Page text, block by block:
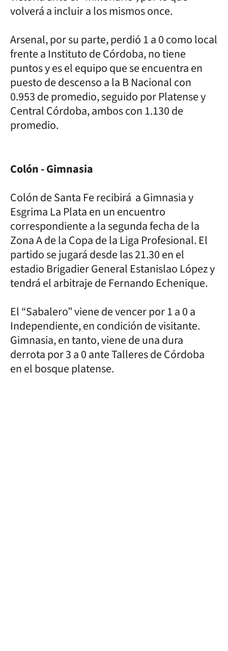
volverá a incluir a los mismos once.
Arsenal, por su parte, perdió 1 a 0 como local
frente a Instituto de Córdoba, no tiene
puntos y es el equipo que se encuentra en
puesto de descenso a la B Nacional con
0.953 de promedio, seguido por Platense y
Central Córdoba, ambos con 1.130 de
promedio.
Colón - Gimnasia
Colón de Santa Fe recibirá a Gimnasia y
Esgrima La Plata en un encuentro
correspondiente a la segunda fecha de la
Zona A de la Copa de la Liga Profesional. El
partido se jugará desde las 21.30 en el
estadio Brigadier General Estanislao López y
tendrá el arbitraje de Fernando Echenique.
El “Sabalero” viene de vencer por 1 a 0 a
Independiente, en condición de visitante.
Gimnasia, en tanto, viene de una dura
derrota por 3 a 0 ante Talleres de Córdoba
en el bosque platense.